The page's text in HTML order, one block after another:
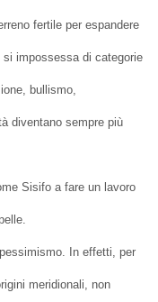
fertile per espandere
impossessa di categorie
bullismo,
diventano sempre più
Sisifo a fare un lavoro
In effetti, per
meridionali, non